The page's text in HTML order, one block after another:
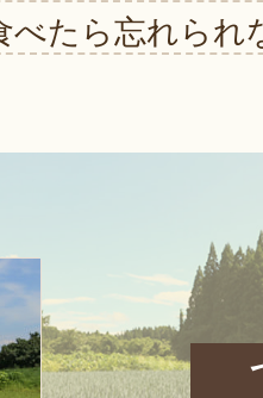
べたら忘れられ